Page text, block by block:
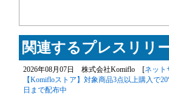
関連するプレスリリ
2026年08月07日 株式会社Komiflo [ネット
【Komifloストア】対象商品3点以上購入で
日まで配布中